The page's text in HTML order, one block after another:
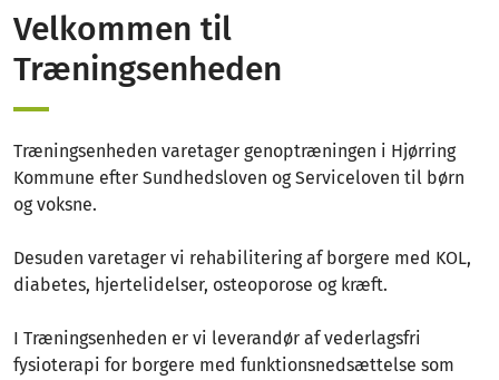
Velkommen til
Træningsenheden
Træningsenheden varetager genoptræningen i Hjørring
Kommune efter Sundhedsloven og Serviceloven til børn
og voksne.
Desuden varetager vi rehabilitering af borgere med KOL,
diabetes, hjertelidelser, osteoporose og kræft.
I Træningsenheden er vi leverandør af vederlagsfri
fysioterapi for borgere med funktionsnedsættelse som